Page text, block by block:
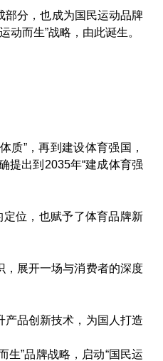
分，也成为国民运动品牌
而生”战略，由此诞生。
”，再到建设体育强国，
提出到2035年“建成体育强
位，也赋予了体育品牌新
展开一场与消费者的深度
品创新技术，为国人打造
”品牌战略，启动“国民运